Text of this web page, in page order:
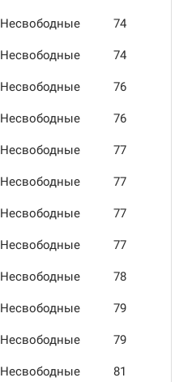
Несвободные 74
Несвободные 74
Несвободные 76
Несвободные 76
Несвободные 77
Несвободные 77
Несвободные 77
Несвободные 77
Несвободные 78
Несвободные 79
Несвободные 79
Несвободные 81